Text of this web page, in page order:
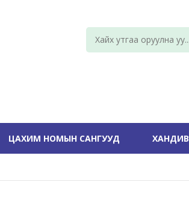
ЦАХИМ НОМЫН САНГУУД ХАНДИВ